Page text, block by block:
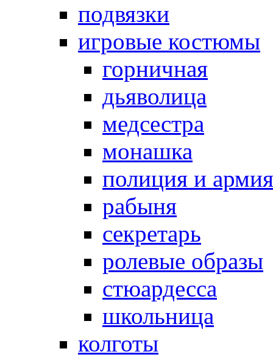
подвязки
игровые костюмы
горничная
дьяволица
медсестра
монашка
полиция и армия
рабыня
секретарь
ролевые образы
стюардесса
школьница
колготы